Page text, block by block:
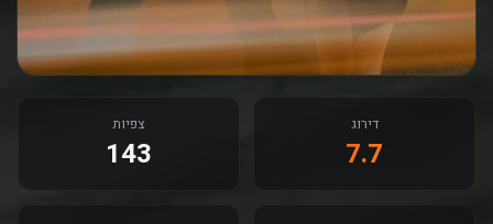
דירוג
7.7
צפיות
143